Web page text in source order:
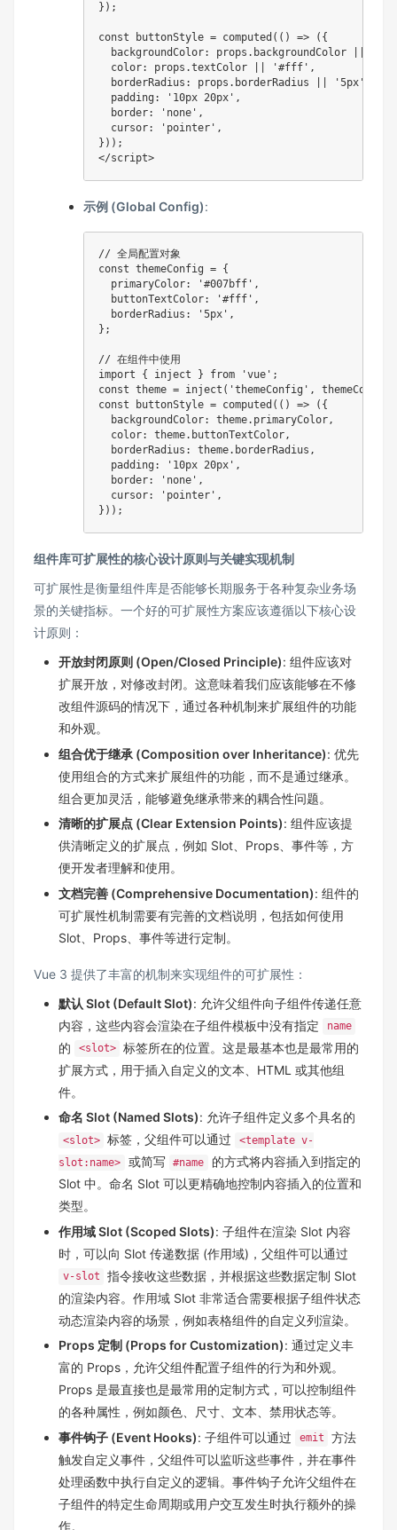
});
const buttonStyle = computed(() => ({
backgroundColor: props.backgroundColor ||
  color: props.textColor || '#fff',
  borderRadius: props.borderRadius || '5px',
  padding: '10px 20px',
  border: 'none',
  cursor: 'pointer',
}));
示例 (Global Config):
// 全局配置对象
const themeConfig = {
primaryColor: '#007bff' ,
buttonTextColor: '#fff' ,
borderRadius : '5px' ,
} ;
// 在组件中使用
import
{ inject } from 'vue' ;
const theme = inject ( 'themeConfig' , themeConfig
const buttonStyle = computed ( ( ) => ( {
backgroundColor: theme. primaryColor,
color: theme. buttonTextColor,
borderRadius : theme. borderRadius ,
padding : '10px 20px' ,
border: 'none' ,
cursor: 'pointer' ,
} ) ) ;
组件库可扩展性的核心设计原则与关键实现机制
可扩展性是衡量组件库是否能够长期服务于各种复杂业务场
景的关键指标。一个好的可扩展性方案应该遵循以下核心设
计原则：
开放封闭原则 (Open/Closed Principle): 组件应该对
扩展开放，对修改封闭。这意味着我们应该能够在不修
改组件源码的情况下，通过各种机制来扩展组件的功能
和外观。
组合优于继承 (Composition over Inheritance): 优先
使用组合的方式来扩展组件的功能，而不是通过继承。
组合更加灵活，能够避免继承带来的耦合性问题。
清晰的扩展点 (Clear Extension Points): 组件应该提
供清晰定义的扩展点，例如 Slot、Props、事件等，方
便开发者理解和使用。
文档完善 (Comprehensive Documentation): 组件的
可扩展性机制需要有完善的文档说明，包括如何使用
Slot、Props、事件等进行定制。
Vue 3 提供了丰富的机制来实现组件的可扩展性：
默认 Slot (Default Slot): 允许父组件向子组件传递任意
内容，这些内容会渲染在子组件模板中没有指定
name
的 <slot> 标签所在的位置。这是最基本也是最常用的
扩展方式，用于插入自定义的文本、HTML 或其他组
件。
命名 Slot (Named Slots): 允许子组件定义多个具名的
<slot> 标签，父组件可以通过
<template v-
slot:name>
或简写 #name
的方式将内容插入到指定的
Slot 中。命名 Slot 可以更精确地控制内容插入的位置和
类型。
作用域 Slot (Scoped Slots): 子组件在渲染 Slot 内容
时，可以向 Slot 传递数据 (作用域)，父组件可以通过
v-slot
指令接收这些数据，并根据这些数据定制 Slot
的渲染内容。作用域 Slot 非常适合需要根据子组件状态
动态渲染内容的场景，例如表格组件的自定义列渲染。
Props 定制 (Props for Customization): 通过定义丰
富的 Props，允许父组件配置子组件的行为和外观。
Props 是最直接也是最常用的定制方式，可以控制组件
的各种属性，例如颜色、尺寸、文本、禁用状态等。
事件钩子 (Event Hooks): 子组件可以通过 emit
方法
触发自定义事件，父组件可以监听这些事件，并在事件
处理函数中执行自定义的逻辑。事件钩子允许父组件在
子组件的特定生命周期或用户交互发生时执行额外的操
作。